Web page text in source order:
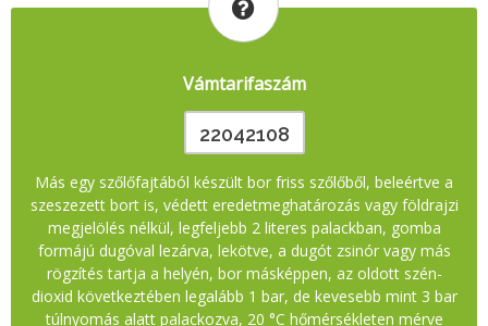
Vámtarifaszám
22042108
Más egy szőlőfajtából készült bor friss szőlőből, beleértve a
szeszezett bort is, védett eredetmeghatározás vagy földrajzi
megjelölés nélkül, legfeljebb 2 literes palackban, gomba
formájú dugóval lezárva, lekötve, a dugót zsinór vagy más
rögzítés tartja a helyén, bor másképpen, az oldott szén-
dioxid következtében legalább 1 bar, de kevesebb mint 3 bar
túlnyomás alatt palackozva, 20 °C hőmérsékleten mérve